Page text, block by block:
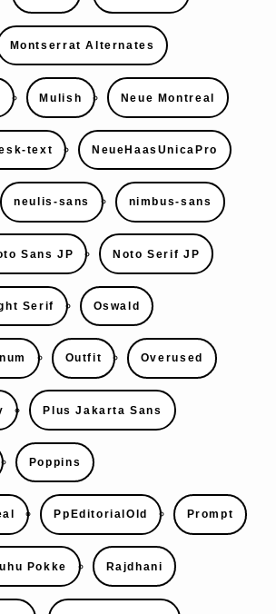
Montserrat Alternates
Mulish Neue Montreal
text NeueHaasUnicaPro
neulis-sans nimbus-sans
Sans JP Noto Serif JP
Serif Oswald
Outfit Overused
Plus Jakarta Sans
Poppins
PpEditorialOld Prompt
Pokke Rajdhani